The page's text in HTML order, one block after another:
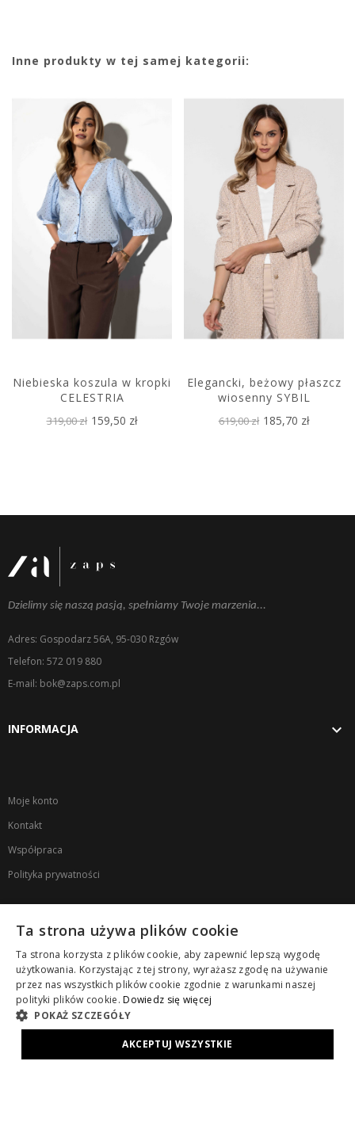
Inne produkty w tej samej kategorii:
Niebieska koszula w kropki
CELESTRIA
319,00 zł 159,50 zł
Elegancki, beżowy płaszcz
wiosenny SYBIL
619,00 zł 185,70 zł
Dzielimy się naszą pasją, spełniamy Twoje marzenia...
Adres: Gospodarz 56A, 95-030 Rzgów
Telefon: 572 019 880
E-mail: bok@zaps.com.pl
INFORMACJA 
Moje konto
Kontakt
Współpraca
Polityka prywatności
NEWSLETTER
oraz dostawać informacje o nowościach i promocjach
KLIKNIJ TUTAJ, ABY ZAPISAĆ SIĘ DO NEWSLETTERA
Ta strona używa plików cookie
Ta strona korzysta z plików cookie, aby zapewnić lepszą wygodę
użytkowania. Korzystając z tej strony, wyrażasz zgodę na używanie
przez nas wszystkich plików cookie zgodnie z warunkami naszej
polityki plików cookie.Dowiedz się więcej
POKAŻ SZCZEGÓŁY
AKCEPTUJ WSZYSTKIE